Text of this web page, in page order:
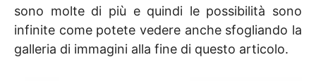
sono molte di più e quindi le possibilità sono
infinite come potete vedere anche sfogliando la
galleria di immagini alla fine di questo articolo.